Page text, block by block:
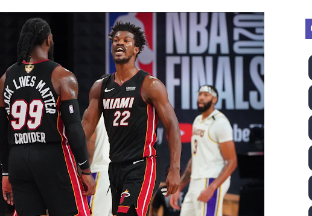
2026 - Week 10
Regular season
fin para Chelsea Green, Chad Gable y Baron Corbin en SummerSlam
de MTB 2026 (Monteceneri, Suiza) - Charlie Aldridge y Sina
de remo 2026 (Varese, Italia) - Rumanía, Alemania y Gran
femenino 2026 (Tokio, Japón) - Estados Unidos invencibles, ya
en el último Impact! con Jason Hotch como nuevo TNA
2026 (Hong Kong) - La delegación italiana arrasa con 4 oros y 4